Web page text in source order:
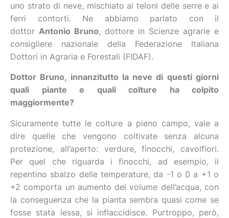
uno strato di neve, mischiato ai teloni delle serre e ai
ferri contorti. Ne abbiamo parlato con il
dottor Antonio Bruno, dottore in Scienze agrarie e
consigliere nazionale della Federazione Italiana
Dottori in Agraria e Forestali (FIDAF).
Dottor Bruno, innanzitutto la neve di questi giorni
quali piante e quali colture ha colpito
maggiormente?
Sicuramente tutte le colture a pieno campo, vale a
dire quelle che vengono coltivate senza alcuna
protezione, all’aperto: verdure, finocchi, cavolfiori.
Per quel che riguarda i finocchi, ad esempio, il
repentino sbalzo delle temperature, da -1 o 0 a +1 o
+2 comporta un aumento del volume dell’acqua, con
la conseguenza che la pianta sembra quasi come se
fosse stata lessa, si inflaccidisce. Purtroppo, però,